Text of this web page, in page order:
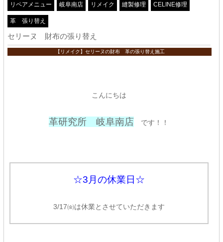
リペアメニュー 岐阜南店 リメイク 縫製修理 CELINE修理
革 張り替え
セリーヌ 財布の張り替え
【リメイク】セリーヌの財布 革の張り替え施工
こんにちは
革研究所 岐阜南店 です！！
☆3月の休業日☆
3/17㈮は休業とさせていただきます